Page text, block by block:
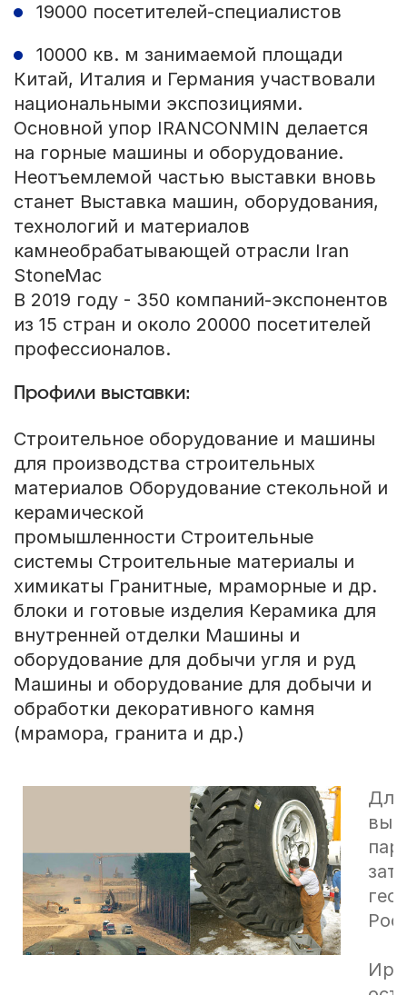
19000 посетителей-специалистов
10000 кв. м занимаемой площади
Китай, Италия и Германия участвовали
национальными экспозициями.
Основной упор IRANCONMIN делается
на горные машины и оборудование.
Неотъемлемой частью выставки вновь
станет Выставка машин, оборудования,
технологий и материалов
камнеобрабатывающей отрасли Iran
StoneMac
В 2019 году - 350 компаний-экспонентов
из 15 стран и около 20000 посетителей
профессионалов.
Профили выставки:
Строительное оборудование и машины
для производства строительных
материалов Оборудование стекольной и
керамической
промышленности Строительные
системы Строительные материалы и
химикаты Гранитные, мраморные и др.
блоки и готовые изделия Керамика для
внутренней отделки Машины и
оборудование для добычи угля и руд
Машины и оборудование для добычи и
обработки декоративного камня
(мрамора, гранита и др.)
Для